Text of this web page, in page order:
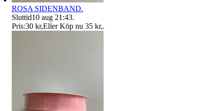
ROSA SIDENBAND.
Sluttid10 aug 21:43.
Pris:30 kr,Eller Köp nu 35 kr,.